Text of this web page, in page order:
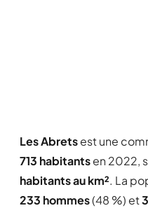
Les Abretsest une
713 habitantsen 2022,
habitants au km². La
233 hommes(48 %) et